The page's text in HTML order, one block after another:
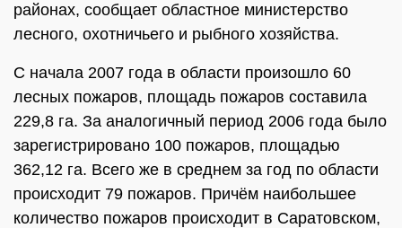
районах, сообщает областное министерство
лесного, охотничьего и рыбного хозяйства.
С начала 2007 года в области произошло 60
лесных пожаров, площадь пожаров составила
229,8 га. За аналогичный период 2006 года было
зарегистрировано 100 пожаров, площадью
362,12 га. Всего же в среднем за год по области
происходит 79 пожаров. Причём наибольшее
количество пожаров происходит в Саратовском,